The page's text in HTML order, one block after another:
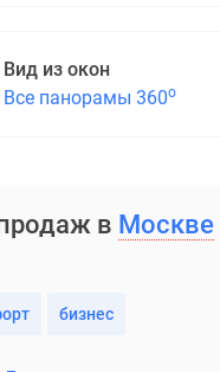
Вид из окон
Все панорамы 360о
в Москве
бизнес